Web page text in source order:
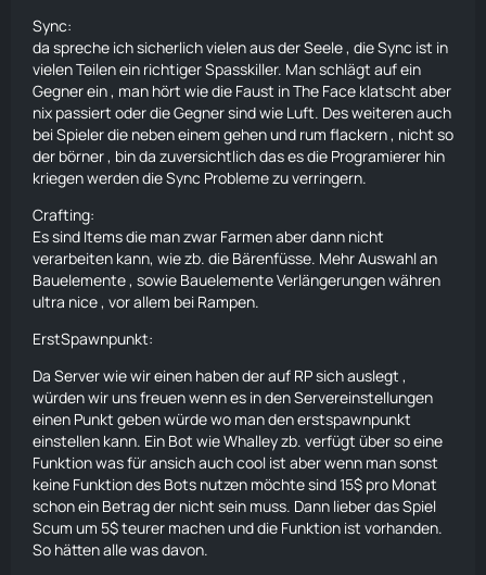
Sync:
da spreche ich sicherlich vielen aus der Seele , die Sync ist in
vielen Teilen ein richtiger Spasskiller. Man schlägt auf ein
Gegner ein , man hört wie die Faust in The Face klatscht aber
nix passiert oder die Gegner sind wie Luft. Des weiteren auch
bei Spieler die neben einem gehen und rum flackern , nicht so
der börner , bin da zuversichtlich das es die Programierer hin
kriegen werden die Sync Probleme zu verringern.
Crafting:
Es sind Items die man zwar Farmen aber dann nicht
verarbeiten kann, wie zb. die Bärenfüsse. Mehr Auswahl an
Bauelemente , sowie Bauelemente Verlängerungen währen
ultra nice , vor allem bei Rampen.
ErstSpawnpunkt:
Da Server wie wir einen haben der auf RP sich auslegt ,
würden wir uns freuen wenn es in den Servereinstellungen
einen Punkt geben würde wo man den erstspawnpunkt
einstellen kann. Ein Bot wie Whalley zb. verfügt über so eine
Funktion was für ansich auch cool ist aber wenn man sonst
keine Funktion des Bots nutzen möchte sind 15$ pro Monat
schon ein Betrag der nicht sein muss. Dann lieber das Spiel
Scum um 5$ teurer machen und die Funktion ist vorhanden.
So hätten alle was davon.